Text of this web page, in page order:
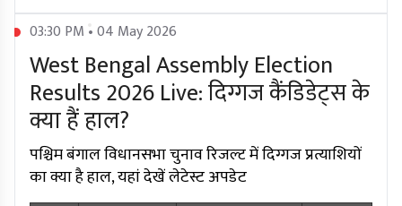
03:30 PM • 04 May 2026
West Bengal Assembly Election
Results 2026 Live: दिग्गज कैंडिडेट्स के
क्या हैं हाल?
पश्चिम बंगाल विधानसभा चुनाव रिजल्ट में दिग्गज प्रत्याशियों
का क्या है हाल, यहां देखें लेटेस्ट अपडेट